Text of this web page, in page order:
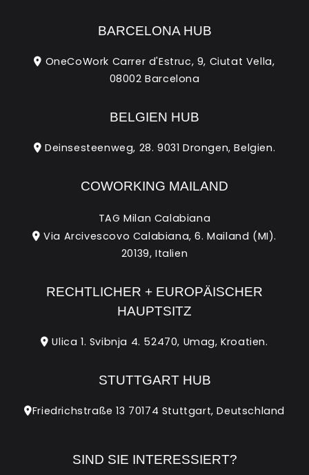
BARCELONA HUB
OneCoWork Carrer d'Estruc, 9, Ciutat Vella,
08002 Barcelona
BELGIEN HUB
Deinsesteenweg, 28. 9031 Drongen, Belgien.
COWORKING MAILAND
TAG Milan Calabiana
Via Arcivescovo Calabiana, 6. Mailand (MI).
20139, Italien
RECHTLICHER + EUROPÄISCHER
HAUPTSITZ
Ulica 1. Svibnja 4. 52470, Umag, Kroatien.
STUTTGART HUB
Friedrichstraße 13 70174 Stuttgart, Deutschland
SIND SIE INTERESSIERT?